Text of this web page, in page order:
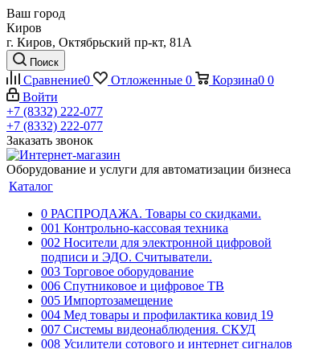
Ваш город
Киров
г. Киров, Октябрьский пр-кт, 81А
Поиск
Сравнение0 Отложенные 0 Корзина0 0
Войти
+7 (8332) 222-077
+7 (8332) 222-077
Заказать звонок
Оборудование и услуги для автоматизации бизнеса
Каталог
0 РАСПРОДАЖА. Товары со скидками.
001 Контрольно-кассовая техника
002 Носители для электронной цифровой
подписи и ЭДО. Считыватели.
003 Торговое оборудование
006 Спутниковое и цифровое ТВ
005 Импортозамещение
004 Мед товары и профилактика ковид 19
007 Системы видеонаблюдения. СКУД
008 Усилители сотового и интернет сигналов